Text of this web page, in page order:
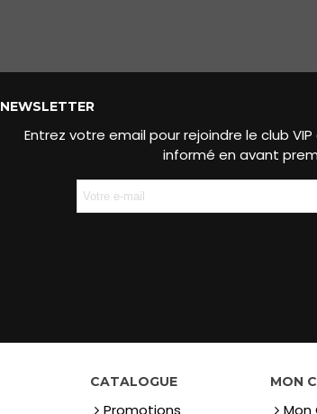
NEWSLETTER
Entrez votre email pour rejoindre le club VIP
informé en avant
CATALOGUE
Promotions
MON